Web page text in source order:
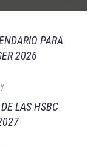
PARA
2026
LAS HSBC